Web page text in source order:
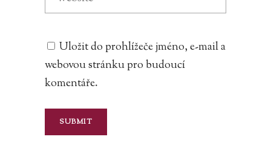
Uložit do prohlížeče jméno, e-mail a
webovou stránku pro budoucí
komentáře.